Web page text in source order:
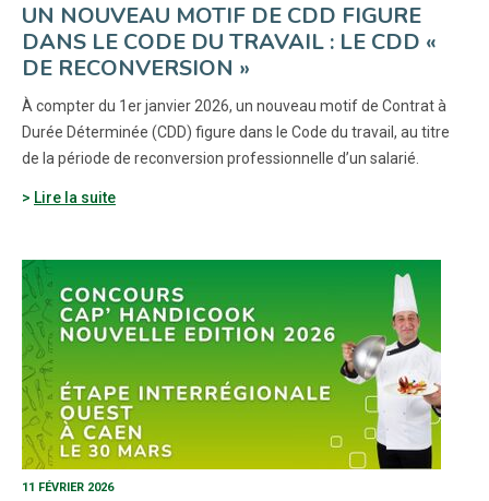
UN NOUVEAU MOTIF DE CDD FIGURE
DANS LE CODE DU TRAVAIL : LE CDD «
DE RECONVERSION »
À compter du 1er janvier 2026, un nouveau motif de Contrat à
Durée Déterminée (CDD) figure dans le Code du travail, au titre
de la période de reconversion professionnelle d’un salarié.
Lire la suite
11 FÉVRIER 2026